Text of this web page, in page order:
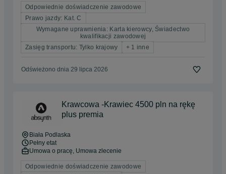
Odpowiednie doświadczenie zawodowe
Prawo jazdy: Kat. C
Wymagane uprawnienia: Karta kierowcy, Świadectwo
kwalifikacji zawodowej
Zasięg transportu: Tylko krajowy
+ 1 inne
Odświeżono dnia 29 lipca 2026
Krawcowa -Krawiec 4500 pln na rękę
plus premia
Biała Podlaska
Pełny etat
Umowa o pracę, Umowa zlecenie
Odpowiednie doświadczenie zawodowe